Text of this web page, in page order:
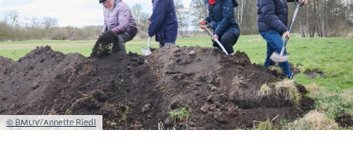
Lizenzinformationen einschließlich Urheberrecht
© BMUV/Annette Riedl